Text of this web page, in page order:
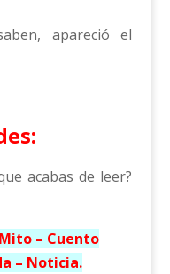
apareció el
acabas de leer?
– Cuento
– Noticia.